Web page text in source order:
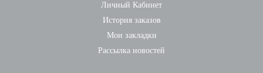
Личный Кабинет
История заказов
Мои закладки
Рассылка новостей